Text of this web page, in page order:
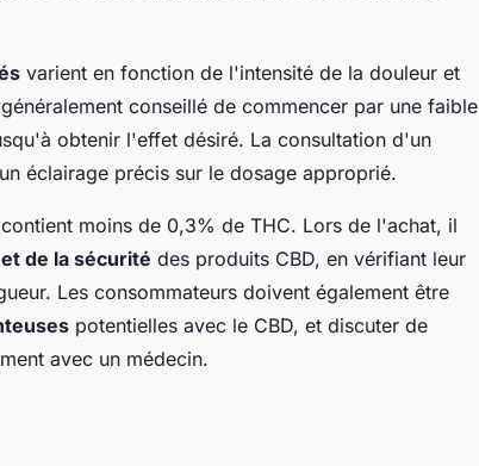
varient en fonction de l'intensité de la douleur et
conseillé de commencer par une faible
obtenir l'effet désiré. La consultation d'un
éclairage précis sur le dosage approprié.
moins de 0,3% de THC. Lors de l'achat, il
de la sécurité des produits CBD, en vérifiant leur
Les consommateurs doivent également être
potentielles avec le CBD, et discuter de
avec un médecin.